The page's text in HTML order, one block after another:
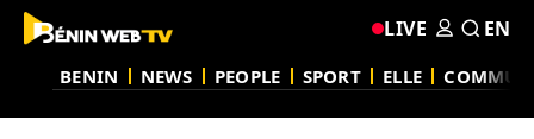
BENIN NEWS PEOPLE SPORT ELLE
LIVE EN